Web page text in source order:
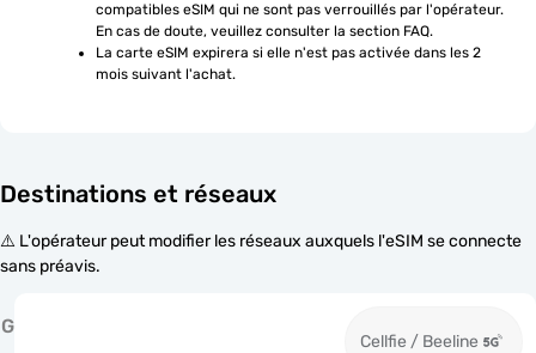
compatibles eSIM qui ne sont pas verrouillés par l'opérateur.
En cas de doute, veuillez consulter la section FAQ.
La carte eSIM expirera si elle n'est pas activée dans les 2
mois suivant l'achat.
Destinations et réseaux
⚠️ L'opérateur peut modifier les réseaux auxquels l'eSIM se connecte
sans préavis.
G
Cellfie / Beeline